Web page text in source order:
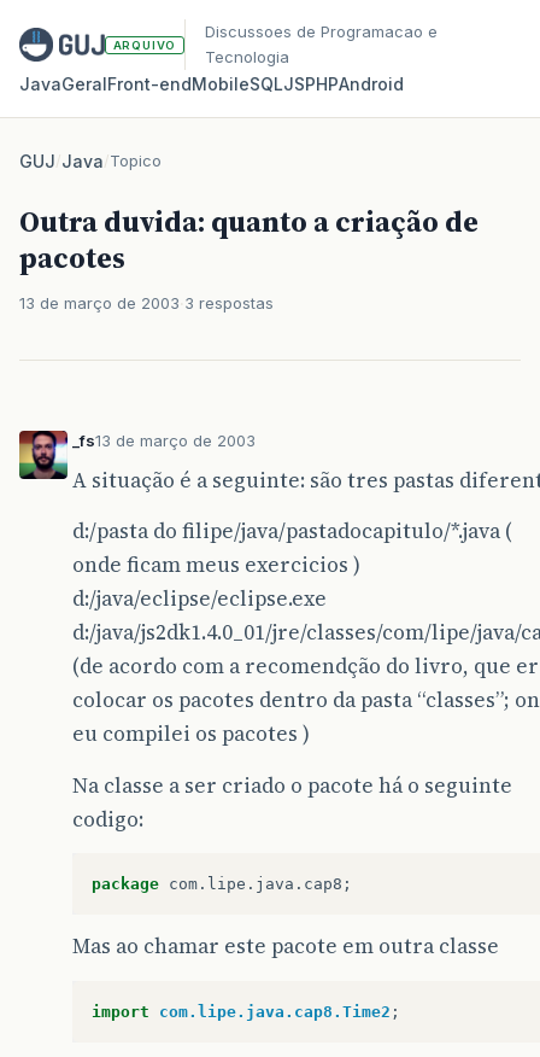
ARQUIVO
Discussoes de Programacao e
Tecnologia
JavaGeralFront‑endMobileSQLJSPHPAndroid
GUJ/Java/Topico
Outra duvida: quanto a criação de
pacotes
13 de março de 2003 3 respostas
_fs13 de março de 2003
A situação é a seguinte: são tres pastas
d:/pasta do filipe/java/pastadocapitulo/*.java (
onde ficam meus exercicios )
d:/java/eclipse/eclipse.exe
d:/java/js2dk1.4.0_01/jre/classes/com/lipe/java/
(de acordo com a recomendção do livro, que
colocar os pacotes dentro da pasta “classes”;
eu compilei os pacotes )
Na classe a ser criado o pacote há o seguinte
codigo:
package com . lipe . java . cap8 ;
Mas ao chamar este pacote em outra classe
import com.lipe.java.cap8.Time2 ;